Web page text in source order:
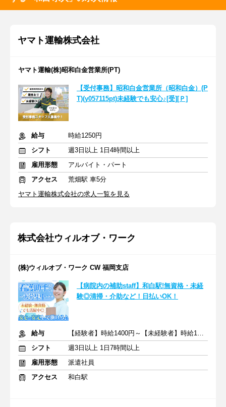
ヤマト運輸株式会社
ヤマト運輸(株)昭和白金営業所(PT)
【受付事務】昭和白金営業所（昭和白金）(P
T)(y057115pt)未経験でも安心♪[受][Ｐ]
給与
時給1250円
シフト
週3日以上 1日4時間以上
雇用形態
アルバイト・パート
アクセス
荒畑駅 車5分
ヤマト運輸株式会社の求人一覧を見る
株式会社ウィルオブ・ワーク
(株)ウィルオブ・ワーク CW 福岡支店
【病院内の補助staff】和白駅!無資格・未経
験◎清掃・介助など！日払いOK！
給与
【経験者】時給1400円～【未経験者】時給1350円～ ＋交通費
シフト
週3日以上 1日7時間以上
雇用形態
派遣社員
アクセス
和白駅